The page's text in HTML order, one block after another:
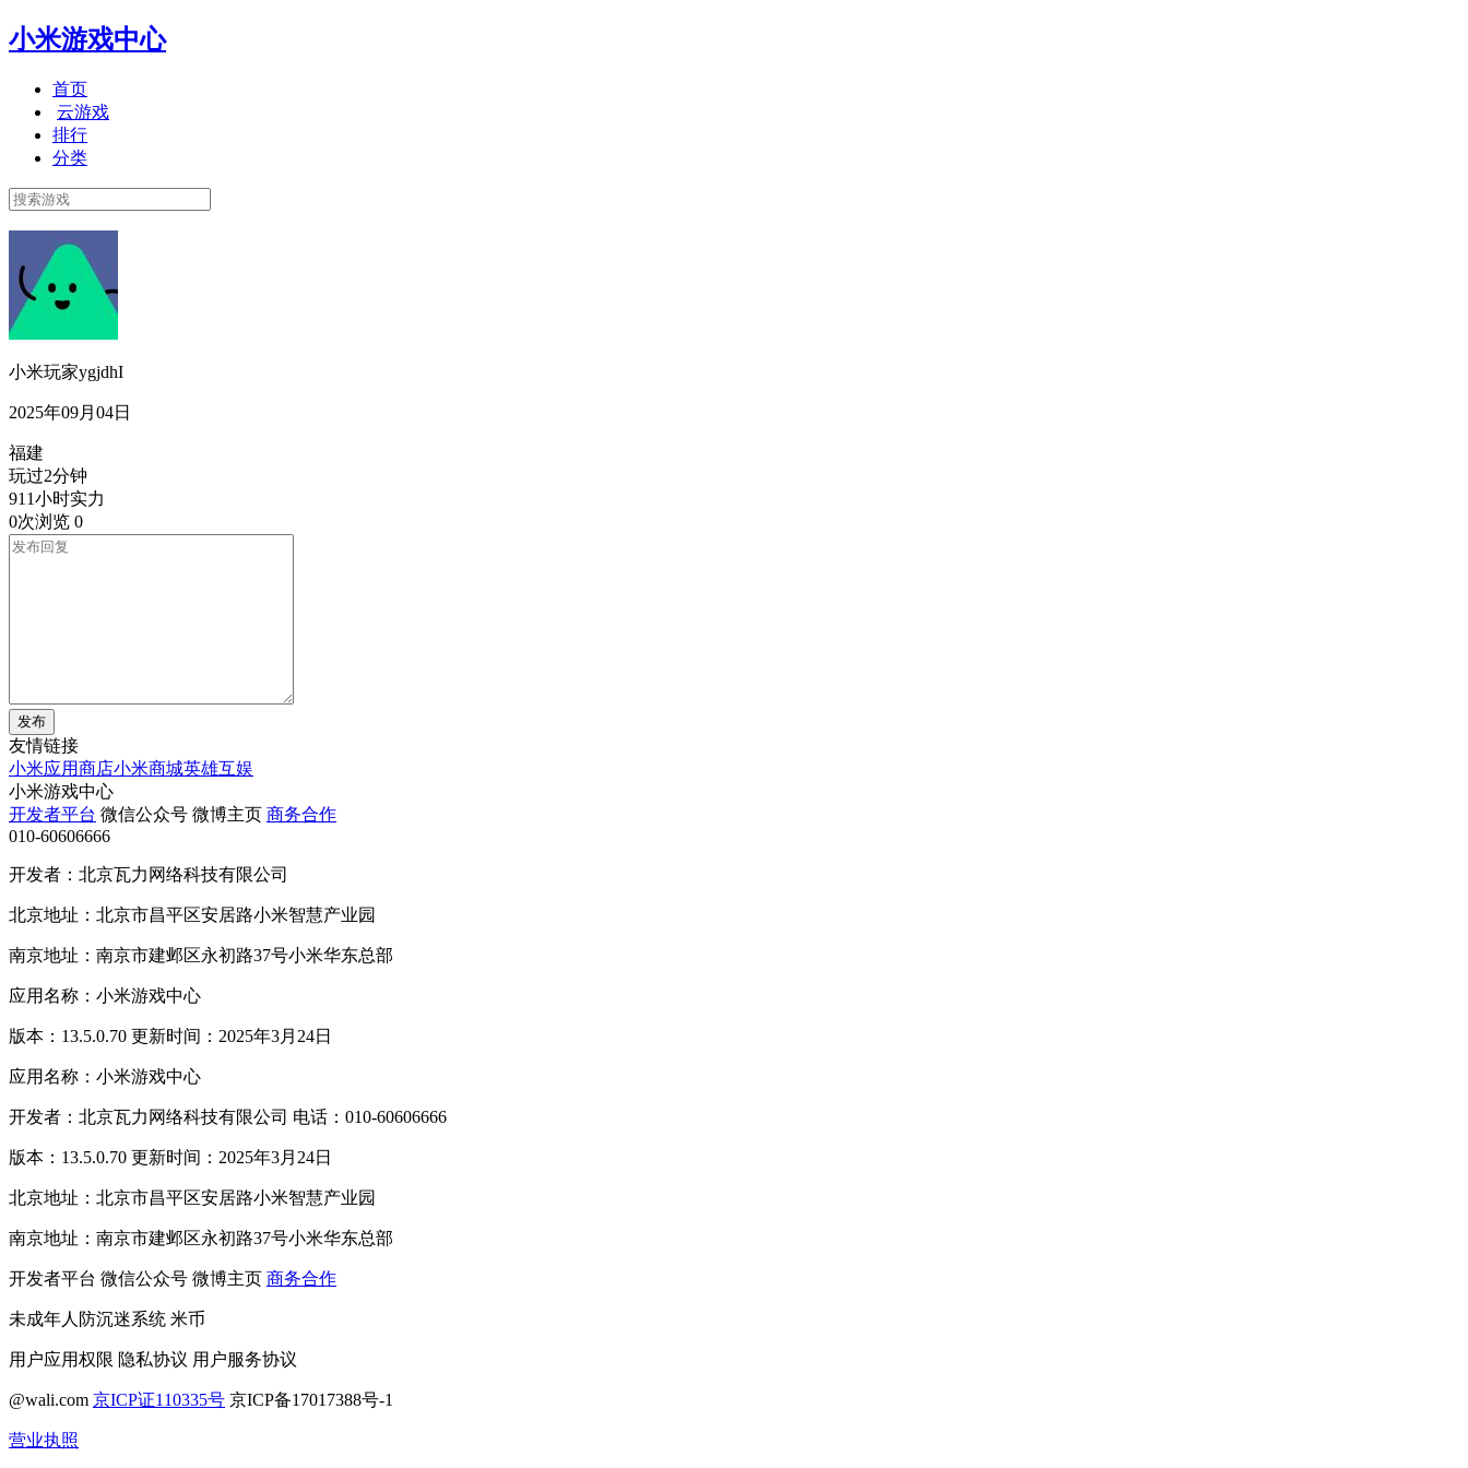
小米游戏中心
首页
云游戏
排行
分类
小米玩家ygjdhI
2025年09月04日
福建
玩过2分钟
911小时实力
0次浏览 0
发布
友情链接
小米应用商店小米商城英雄互娱
小米游戏中心
开发者平台 微信公众号 微博主页 商务合作
010-60606666
开发者：北京瓦力网络科技有限公司
北京地址：北京市昌平区安居路小米智慧产业园
南京地址：南京市建邺区永初路37号小米华东总部
应用名称：小米游戏中心
版本：13.5.0.70 更新时间：2025年3月24日
应用名称：小米游戏中心
开发者：北京瓦力网络科技有限公司 电话：010-60606666
版本：13.5.0.70 更新时间：2025年3月24日
北京地址：北京市昌平区安居路小米智慧产业园
南京地址：南京市建邺区永初路37号小米华东总部
开发者平台 微信公众号 微博主页 商务合作
未成年人防沉迷系统 米币
用户应用权限 隐私协议 用户服务协议
@wali.com 京ICP证110335号 京ICP备17017388号-1
营业执照